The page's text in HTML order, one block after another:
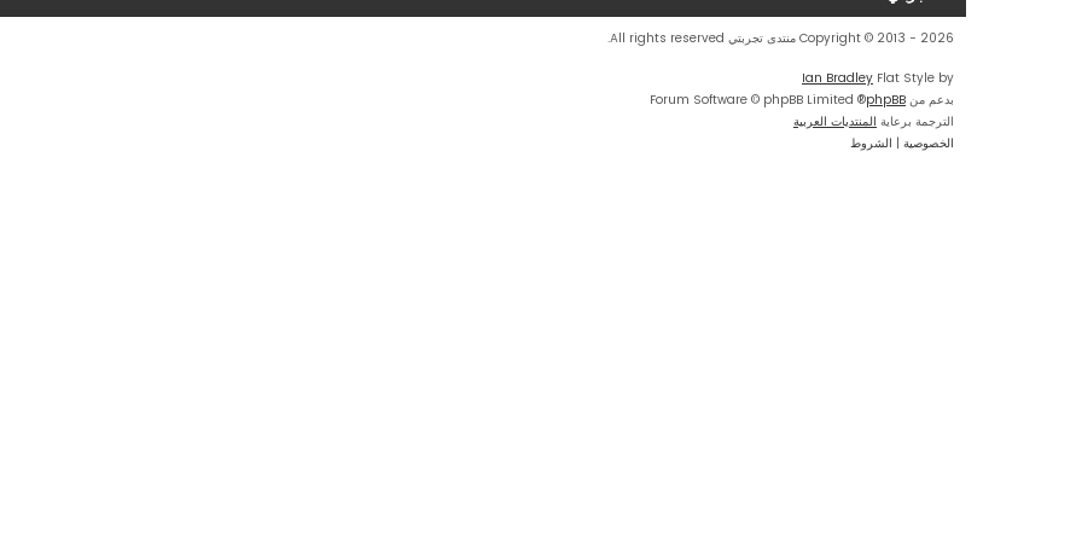
Copyright © 2013 - 2026 منتدى تجربتي All rights reserved.
Flat Style by
Ian Bradley
بدعم من phpBB
® Forum Software © phpBB Limited
الترجمة برعاية المنتديات العربية
الخصوصية | الشروط